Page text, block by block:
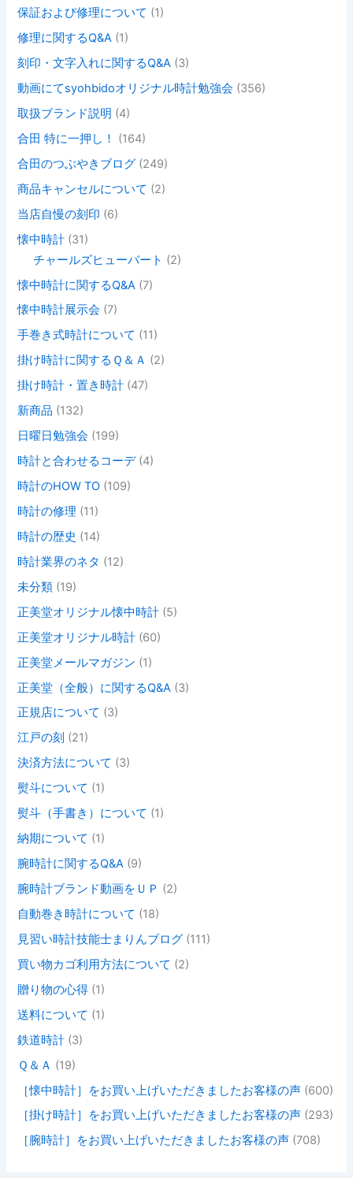
保証および修理について (1)
修理に関するQ&A (1)
刻印・文字入れに関するQ&A (3)
動画にてsyohbidoオリジナル時計勉強会 (356)
取扱ブランド説明 (4)
合田 特に一押し！
(164)
合田のつぶやきブログ (249)
商品キャンセルについて (2)
当店自慢の刻印 (6)
懐中時計 (31)
チャールズヒューバート (2)
懐中時計に関するQ&A (7)
懐中時計展示会 (7)
手巻き式時計について (11)
掛け時計に関するＱ＆Ａ (2)
掛け時計・置き時計 (47)
新商品 (132)
日曜日勉強会 (199)
時計と合わせるコーデ(4)
時計のHOW TO (109)
時計の修理 (11)
時計の歴史 (14)
時計業界のネタ (12)
未分類 (19)
正美堂オリジナル懐中時計 (5)
正美堂オリジナル時計 (60)
正美堂メールマガジン (1)
正美堂（全般）に関するQ&A (3)
正規店について (3)
江戸の刻 (21)
決済方法について (3)
熨斗について (1)
熨斗（手書き）について (1)
納期について (1)
腕時計に関するQ&A (9)
腕時計ブランド動画をＵＰ (2)
自動巻き時計について (18)
見習い時計技能士まりんブログ (111)
買い物カゴ利用方法について (2)
贈り物の心得 (1)
送料について (1)
鉄道時計 (3)
Ｑ＆Ａ (19)
［懐中時計］をお買い上げいただきましたお客様の声 (600)
［掛け時計］をお買い上げいただきましたお客様の声 (293)
［腕時計］をお買い上げいただきましたお客様の声 (708)